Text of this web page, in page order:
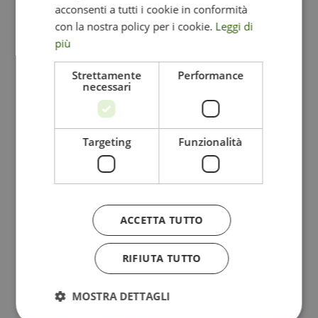
acconsenti a tutti i cookie in conformità
con la nostra policy per i cookie. Leggi di
più
Strettamente
necessari
Performance
Targeting Funzionalità
ACCETTA TUTTO
RIFIUTA TUTTO
MOSTRA DETTAGLI